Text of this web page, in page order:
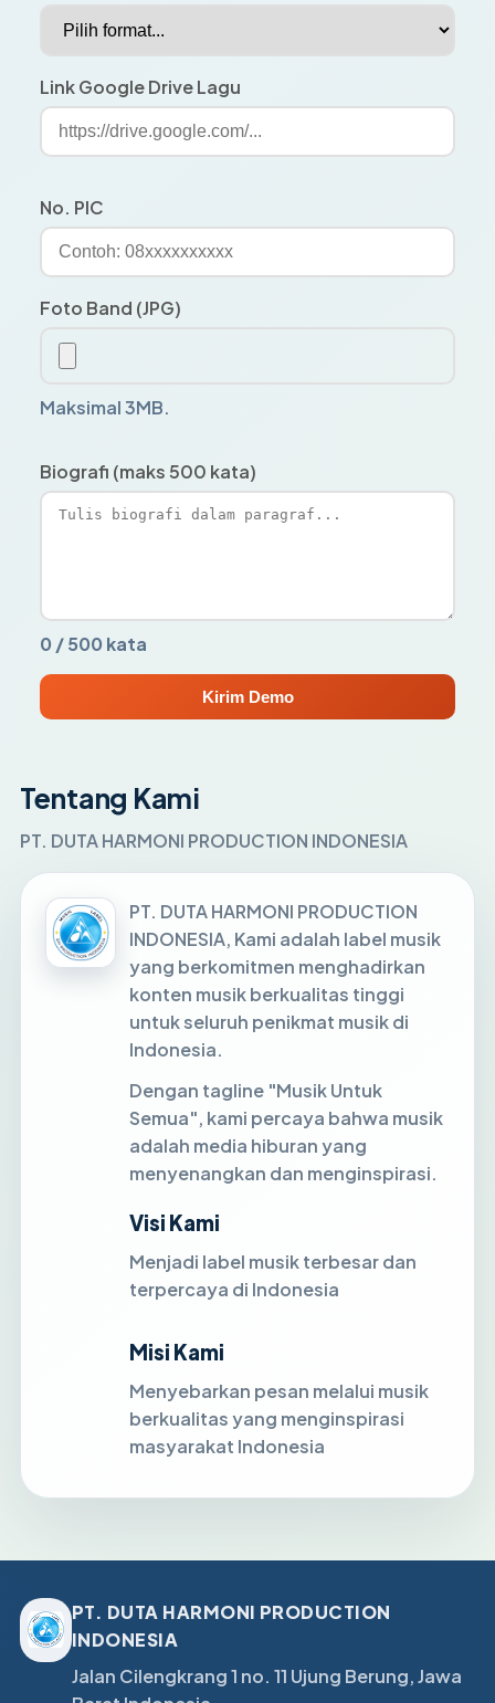
Link Google Drive Lagu
No. PIC
Foto Band (JPG)
Maksimal 3MB.
Biografi (maks 500 kata)
0 / 500 kata
Kirim Demo
Tentang Kami
PT. DUTA HARMONI PRODUCTION INDONESIA
PT. DUTA HARMONI PRODUCTION
INDONESIA, Kami adalah label musik
yang berkomitmen menghadirkan
konten musik berkualitas tinggi
untuk seluruh penikmat musik di
Indonesia.
Dengan tagline "Musik Untuk
Semua", kami percaya bahwa musik
adalah media hiburan yang
menyenangkan dan menginspirasi.
Visi Kami
Menjadi label musik terbesar dan
terpercaya di Indonesia
Misi Kami
Menyebarkan pesan melalui musik
berkualitas yang menginspirasi
masyarakat Indonesia
PT. DUTA HARMONI PRODUCTION
INDONESIA
Jalan Cilengkrang 1 no. 11 Ujung Berung, Jawa